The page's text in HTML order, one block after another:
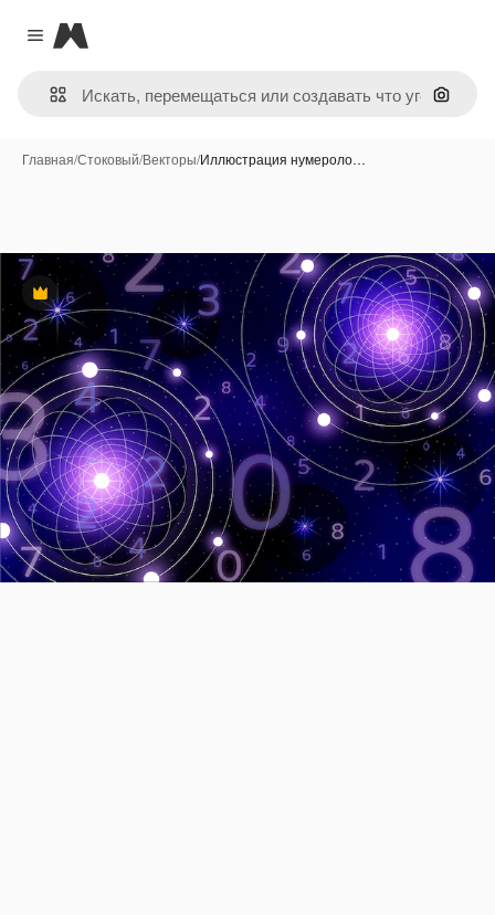
Close menu
Magnific
Поиск
Главная/Стоковый/Векторы/Иллюстрация нумероло…
Премиум